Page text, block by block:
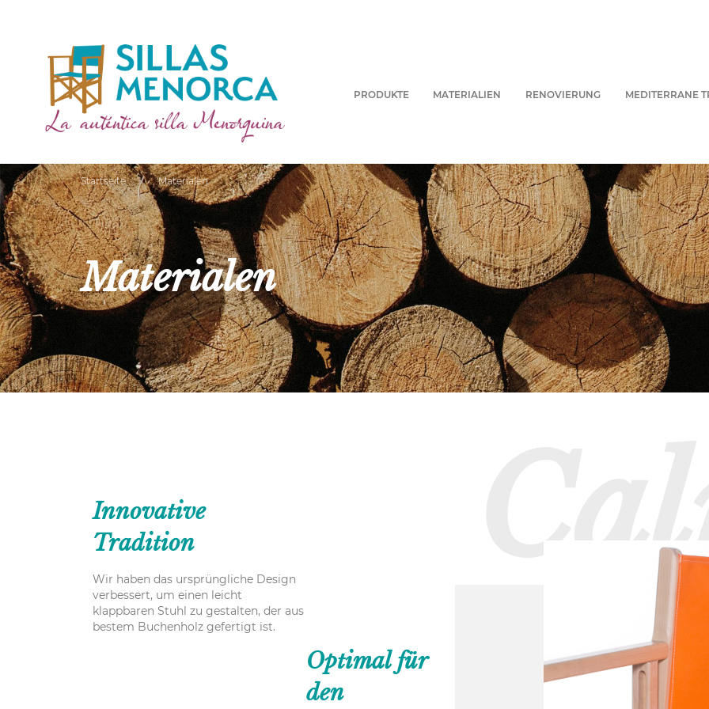
PRODUKTE MATERIALIEN RENOVIERUNG MEDITERRANE
Startseite Materialen
Materialen
Innovative
Tradition
Wir haben das ursprüngliche Design
verbessert, um einen leicht
klappbaren Stuhl zu gestalten, der aus
bestem Buchenholz gefertigt ist.
Optimal für
den